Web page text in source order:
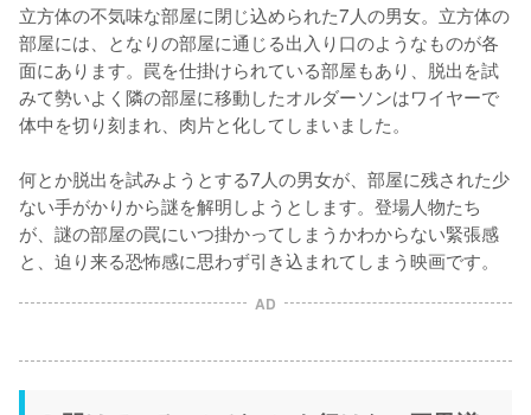
立方体の不気味な部屋に閉じ込められた7人の男女。立方体の
部屋には、となりの部屋に通じる出入り口のようなものが各
面にあります。罠を仕掛けられている部屋もあり、脱出を試
みて勢いよく隣の部屋に移動したオルダーソンはワイヤーで
体中を切り刻まれ、肉片と化してしまいました。
何とか脱出を試みようとする7人の男女が、部屋に残された少
ない手がかりから謎を解明しようとします。登場人物たち
が、謎の部屋の罠にいつ掛かってしまうかわからない緊張感
と、迫り来る恐怖感に思わず引き込まれてしまう映画です。
AD